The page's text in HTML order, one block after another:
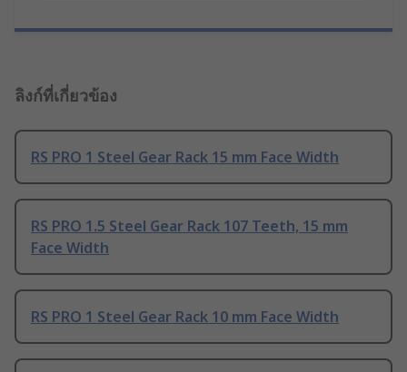
ลิงก์ที่เกี่ยวข้อง
RS PRO 1 Steel Gear Rack 15 mm Face Width
RS PRO 1.5 Steel Gear Rack 107 Teeth, 15 mm
Face Width
RS PRO 1 Steel Gear Rack 10 mm Face Width